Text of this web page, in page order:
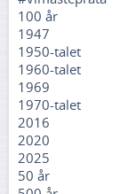
100 år
1947
1950-talet
1960-talet
1969
1970-talet
2016
2020
2025
50 år